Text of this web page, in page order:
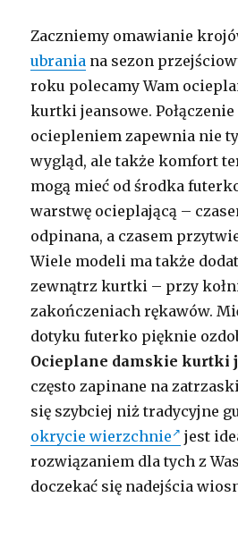
Zaczniemy omawianie
ubrania na sezon
roku polecamy Wam
kurtki jeansowe.
ociepleniem zapewnia nie
wygląd, ale także komfort
mogą mieć od środka
warstwę ocieplającą –
odpinana, a czasem
Wiele modeli ma także
zewnątrz kurtki – przy
zakończeniach rękawów.
dotyku futerko pięknie
Ocieplane damskie kurtki
często zapinane na
się szybciej niż tradycyjne
okrycie wierzchnie
jest
rozwiązaniem dla tych z
doczekać się nadejścia